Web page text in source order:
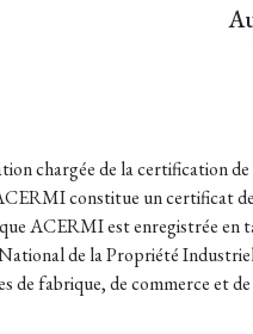
chargée de la certification de
constitue un certificat
ACERMI est enregistrée en
de la Propriété
de fabrique, de commerce et de